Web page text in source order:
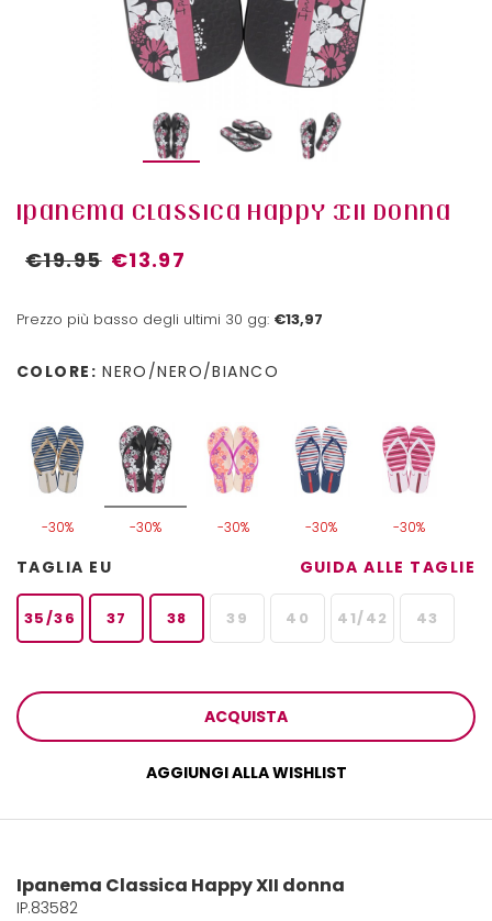
IPANEMA CLASSICA HAPPY XII DONNA
€19.95 €13.97
Prezzo più basso degli ultimi 30 gg: €13,97
COLORE: NERO/NERO/BIANCO
-30% -30% -30% -30% -30%
TAGLIA EU GUIDA ALLE TAGLIE
35/36 37 38 39 40 41/42 43
ACQUISTA
AGGIUNGI ALLA WISHLIST
Ipanema Classica Happy XII donna
IP.83582